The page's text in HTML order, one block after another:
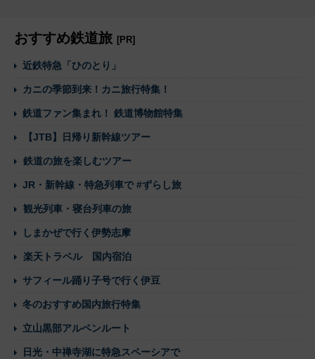
おすすめ鉄道旅 [PR]
近鉄特急「ひのとり」
カニの季節到来！カニ旅行特集！
鉄道ファン集まれ！ 鉄道博物館特集
【JTB】日帰り新幹線ツアー
鉄道の旅を楽しむツアー
JR・新幹線・特急列車で #ずらし旅
観光列車・寝台列車の旅
しまかぜで行く伊勢志摩
楽天トラベル 国内宿泊
サフィール踊り子号で行く伊豆
冬のおすすめ国内旅行特集
立山黒部アルペンルート
日光・中禅寺湖に特急スペーシアで